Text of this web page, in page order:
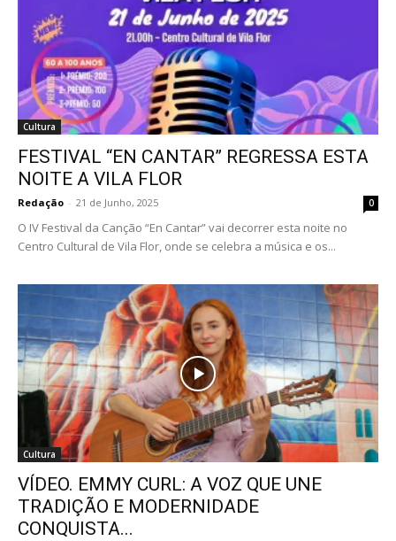
Cultura
FESTIVAL “EN CANTAR” REGRESSA ESTA
NOITE A VILA FLOR
Redação - 21 de Junho, 2025 0
O IV Festival da Canção “En Cantar” vai decorrer esta noite no
Centro Cultural de Vila Flor, onde se celebra a música e os...
Cultura
VÍDEO. EMMY CURL: A VOZ QUE UNE
TRADIÇÃO E MODERNIDADE
CONQUISTA...